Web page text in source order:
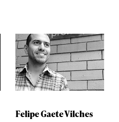
Felipe Gaete Vilches